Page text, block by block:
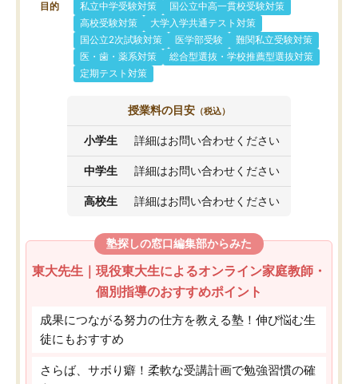
目的 私立中学受験対策
国公立中高一貫校受験対策
高校受験対策
大学入学共通テスト対策
国公立2次試験対策
医学部受験
難関私立受験対策
医・歯・薬系対策
総合型選抜・学校推薦型選抜対策
定期テスト対策
授業料の目安 （税込）
小学生 詳細はお問い合わせください
中学生 詳細はお問い合わせください
高校生 詳細はお問い合わせください
塾探しの窓口編集部からみた
東大先生｜現役東大生によるオンライン家庭教師・
個別指導のおすすめポイント
成果につながる努力の仕方を教える塾！伸び悩む生
徒にもおすすめ
さらば、サボり癖！柔軟な受講計画で勉強習慣の確